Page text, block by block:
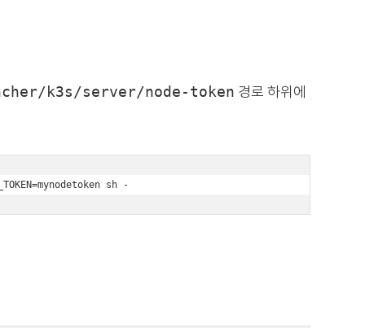
k3s/server/node-token 경로 하위에
sh -